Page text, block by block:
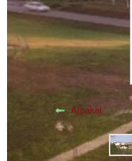
Atpakaļ